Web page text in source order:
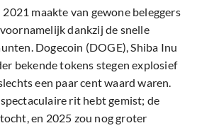
maakte van gewone beleggers
dankzij de snelle
Dogecoin (DOGE), Shiba Inu
bekende tokens stegen explosief
een paar cent waard waren.
rit hebt gemist; de
en 2025 zou nog groter